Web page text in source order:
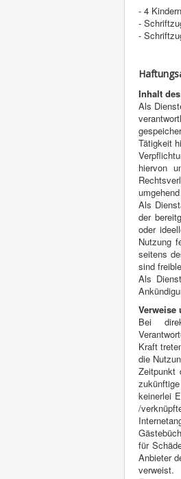
- 4
-
-
Inhalt
Als
Tätigkeit
hiervon
Als
der
oder
Nutzung
seitens
sind
Als
Verweise
Bei
Kraft
die
Zeitpunkt
keinerlei
/
für
Anbieter
verweist.